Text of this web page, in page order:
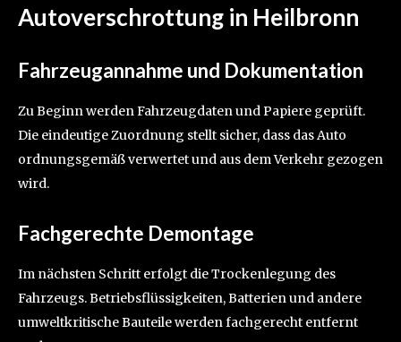
Autoverschrottung in Heilbronn
Fahrzeugannahme und Dokumentation
Zu Beginn werden Fahrzeugdaten und Papiere geprüft.
Die eindeutige Zuordnung stellt sicher, dass das Auto
ordnungsgemäß verwertet und aus dem Verkehr gezogen
wird.
Fachgerechte Demontage
Im nächsten Schritt erfolgt die Trockenlegung des
Fahrzeugs. Betriebsflüssigkeiten, Batterien und andere
umweltkritische Bauteile werden fachgerecht entfernt